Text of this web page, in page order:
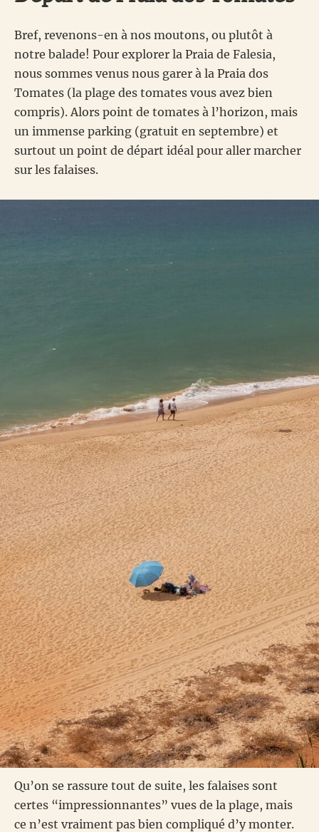
Bref, revenons-en à nos moutons, ou plutôt à
notre balade! Pour explorer la Praia de Falesia,
nous sommes venus nous garer à la Praia dos
Tomates (la plage des tomates vous avez bien
compris). Alors point de tomates à l’horizon, mais
un immense parking (gratuit en septembre) et
surtout un point de départ idéal pour aller marcher
sur les falaises.
Qu’on se rassure tout de suite, les falaises sont
certes “impressionnantes” vues de la plage, mais
ce n’est vraiment pas bien compliqué d’y monter.